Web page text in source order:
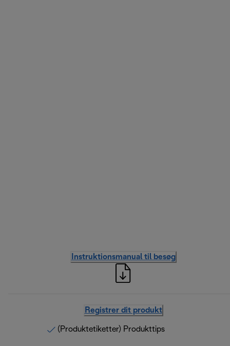
Instruktionsmanual til besøg
Registrer dit produkt
(Produktetiketter) Produkttips